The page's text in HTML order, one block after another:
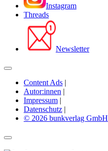
Instagram
Threads
Newsletter
Content Ads |
Autor:innen |
Impressum |
Datenschutz |
© 2026 bunkverlag GmbH